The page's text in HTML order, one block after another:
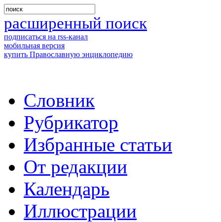
расширенный поиск
подписаться на rss-канал
мобильная версия
купить Православную энциклопедию
Словник
Рубрикатор
Избранные статьи
От редакции
Календарь
Иллюстрации